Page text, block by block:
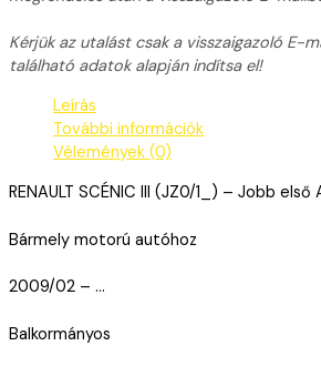
Kérjük az utalást csak a visszaigazoló E-
található adatok alapján indítsa el!
Leírás
További információk
Vélemények (0)
RENAULT SCÉNIC III (JZ0/1_) – Jobb
Bármely motorú autóhoz
2009/02 – …
Balkormányos